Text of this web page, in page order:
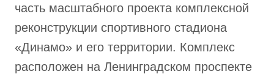
часть масштабного проекта комплексной
реконструкции спортивного стадиона
«Динамо» и его территории. Комплекс
расположен на Ленинградском проспекте